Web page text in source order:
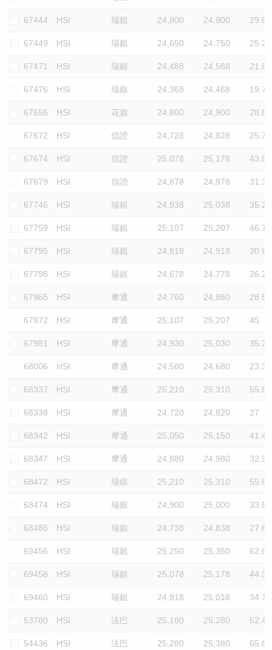
67444 HSI 瑞銀 24,800 24,900 29.8
67449 HSI 瑞銀 24,650 24,750 25.2
67471 HSI 瑞銀 24,488 24,588 21.8
67476 HSI 瑞銀 24,368 24,468 19.7
67656 HSI 花旗 24,800 24,900 28.8
67672 HSI 信證 24,728 24,828 25.7
67674 HSI 信證 25,078 25,178 43.5
67679 HSI 信證 24,878 24,978 31.3
67746 HSI 瑞銀 24,938 25,038 35.2
67759 HSI 瑞銀 25,107 25,207 46.7
67795 HSI 瑞銀 24,818 24,918 30.6
67798 HSI 瑞銀 24,678 24,778 26.2
67965 HSI 摩通 24,760 24,860 28.5
67972 HSI 摩通 25,107 25,207 45
67981 HSI 摩通 24,930 25,030 35.2
68006 HSI 摩通 24,580 24,680 23.3
68337 HSI 摩通 25,210 25,310 55.8
68338 HSI 摩通 24,720 24,820 27
68342 HSI 摩通 25,050 25,150 41.4
68347 HSI 摩通 24,880 24,980 32.9
68472 HSI 瑞銀 25,210 25,310 55.8
68474 HSI 瑞銀 24,900 25,000 33.8
68486 HSI 瑞銀 24,738 24,838 27.6
69456 HSI 瑞銀 25,250 25,350 62.6
69458 HSI 瑞銀 25,078 25,178 44.3
69460 HSI 瑞銀 24,918 25,018 34.7
53780 HSI 法巴 25,180 25,280 52.4
54436 HSI 法巴 25,280 25,380 65.8